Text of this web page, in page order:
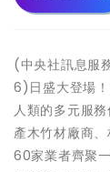
(中央社訊息服
6)日盛大登場
人類的多元服
產木竹材廠商
60家業者齊聚